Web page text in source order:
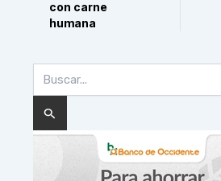
con carne
humana
por: